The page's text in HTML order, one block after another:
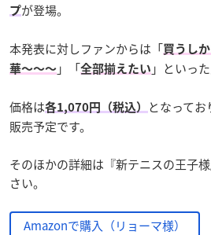
プが登場。
本発表に対しファンからは「買うし
華〜〜〜 」「全部揃えたい 」といっ
価格は各1,070円（税込）
となって
販売予定です。
そのほかの詳細は『新テニスの王子様
さい。
Amazonで購入（リョーマ様）